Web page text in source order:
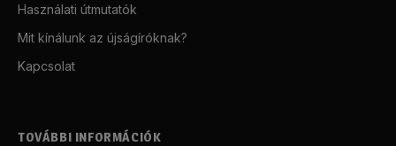
Használati útmutatók
Mit kínálunk az újságíróknak?
Kapcsolat
TOVÁBBI INFORMÁCIÓK